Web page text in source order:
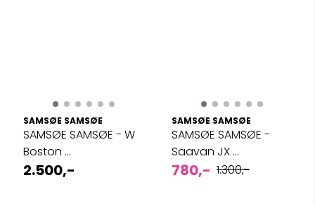
SAMSØE SAMSØE
SAMSØE SAMSØE - W
Boston ...
2.500,-
SAMSØE SAMSØE
SAMSØE SAMSØE -
Saavan JX ...
780,- 1.300,-